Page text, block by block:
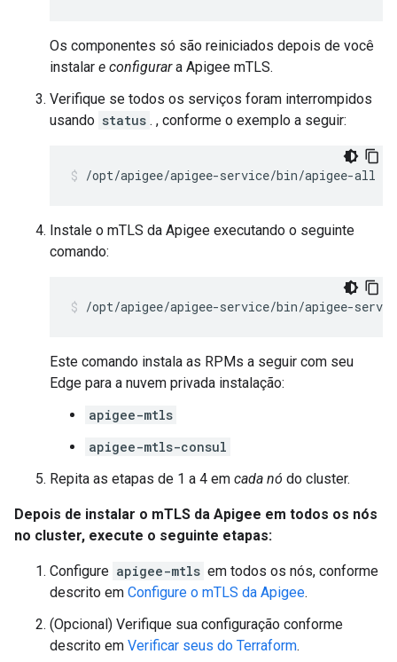
Os componentes só são reiniciados depois de você
instalar e configurara Apigee mTLS.
Verifique se todos os serviços foram interrompidos
usando status . , conforme o exemplo a seguir:
/opt/apigee/apigee-service/bin/apigee-all
Instale o mTLS da Apigee executando o seguinte
comando:
/opt/apigee/apigee-service/bin/apigee-
Este comando instala as RPMs a seguir com seu
Edge para a nuvem privada instalação:
apigee-mtls
apigee-mtls-consul
Repita as etapas de 1 a 4 em cada nó do cluster.
Depois de instalar o mTLS da Apigee em todos os nós
no cluster, execute o seguinte etapas:
Configure apigee-mtls em todos os nós, conforme
descrito em Configure o mTLS da Apigee.
(Opcional) Verifique sua configuração conforme
descrito em Verificar seus do Terraform.